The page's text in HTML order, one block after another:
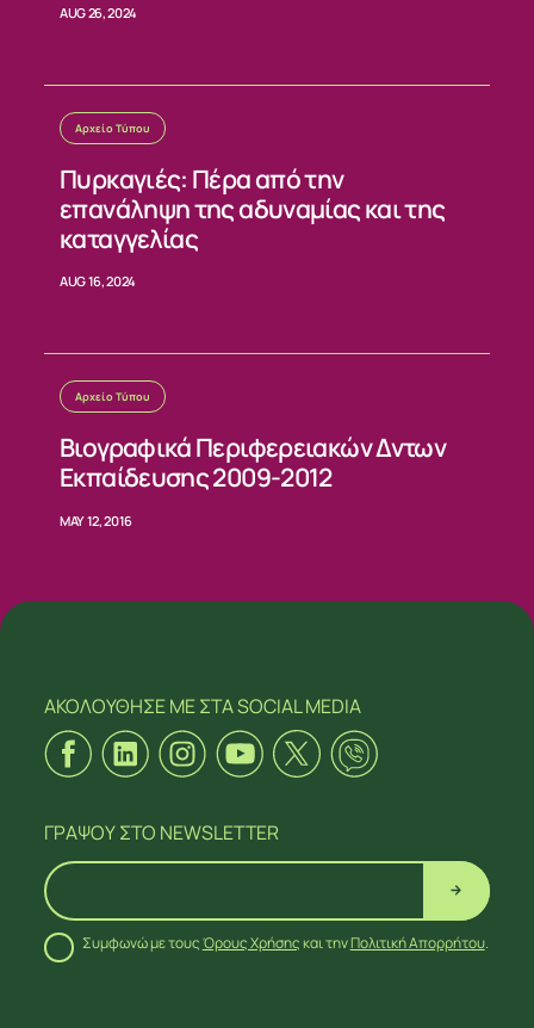
ΑΚΟΛΟΥΘΗΣΕ ΜΕΣΤΑ SOCIAL MEDIA
AUG 26, 2024
Αρχείο Τύπου
Πυρκαγιές: Πέρα από την
επανάληψη της αδυναμίας και της
καταγγελίας
AUG 16, 2024
Αρχείο Τύπου
Βιογραφικά Περιφερειακών Δντων
Εκπαίδευσης 2009-2012
MAY 12, 2016
ΑΚΟΛΟΥΘΗΣΕ ΜΕΣΤΑ SOCIAL MEDIA
ΓΡΑΨΟΥΣΤΟ NEWSLETTER
Συμφωνώ με τουςΌρους Χρήσηςκαι τηνΠολιτική Απορρήτου.